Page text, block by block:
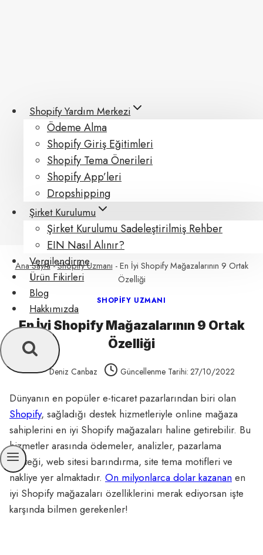
Shopify Yardım Merkezi
Ödeme Alma
Shopify Giriş Eğitimleri
Shopify Tema Önerileri
Shopify App’leri
Dropshipping
Şirket Kurulumu
Şirket Kurulumu Sadeleştirilmiş Rehber
EIN Nasıl Alınır?
Vergilendirme
Ürün Fikirleri
Blog
Hakkımızda
Ana Sayfa-Shopify Uzmanı - En İyi Shopify Mağazalarının 9 Ortak
Özelliği
SHOPIFY UZMANI
En İyi Shopify Mağazalarının 9 Ortak
Özelliği
Deniz Canbaz Güncellenme Tarihi: 27/10/2022
Dünyanın en popüler e-ticaret pazarlarından biri olan
Shopify, sağladığı destek hizmetleriyle online mağaza
sahiplerini en iyi Shopify mağazaları haline getirebilir. Bu
hizmetler arasında ödemeler, analizler, pazarlama
desteği, web sitesi barındırma, site tema motifleri ve
nakliye yer almaktadır. On milyonlarca dolar kazanan en
iyi Shopify mağazaları özelliklerini merak ediyorsan işte
karşında bilmen gerekenler!